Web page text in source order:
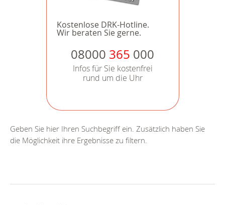
Kostenlose DRK-Hotline.
Wir beraten Sie gerne.
08000 365 000
Infos für Sie kostenfrei
rund um die Uhr
Geben Sie hier Ihren Suchbegriff ein. Zusätzlich haben Sie
die Möglichkeit ihre Ergebnisse zu filtern.